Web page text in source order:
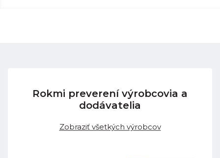
Rokmi preverení výrobcovia a
dodávatelia
Zobraziť všetkých výrobcov